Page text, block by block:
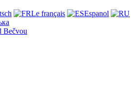
Le français
Espanol